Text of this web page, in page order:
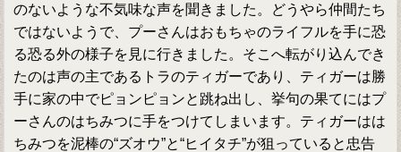
のないような不気味な声を聞きました。どうやら仲間たち
ではないようで、プーさんはおもちゃのライフルを手に恐
る恐る外の様子を見に行きました。そこへ転がり込んでき
たのは声の主であるトラのティガーであり、ティガーは勝
手に家の中でピョンピョンと跳ね出し、挙句の果てにはプ
ーさんのはちみつに手をつけてしまいます。ティガーはは
ちみつを泥棒の“ズオウ”と“ヒイタチ”が狙っていると忠告